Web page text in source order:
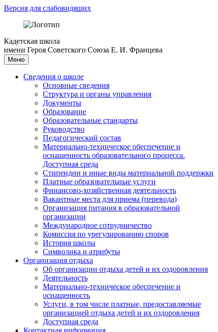
Версия для слабовидящих
Кадетская школа
имени Героя Советского Союза Е. И. Францева
Меню
Сведения о школе
Основные сведения
Структура и органы управления
Документы
Образование
Образовательные стандарты
Руководство
Педагогический состав
Материально-техническое обеспечение и
оснащенность образовательного процесса.
Доступная среда
Стипендии и иные виды материальной поддержки
Платные образовательные услуги
Финансово-хозяйственная деятельность
Вакантные места для приема (перевода)
Организация питания в образовательной
организации
Международное сотрудничество
Комиссия по урегулированию споров
История школы
Символика и атрибуты
Организация отдыха
Об организации отдыха детей и их оздоровления
Деятельность
Материально-техническое обеспечение и
оснащенность
Услуги, в том числе платные, предоставляемые
организацией отдыха детей и их оздоровления
Доступная среда
Контактная информация